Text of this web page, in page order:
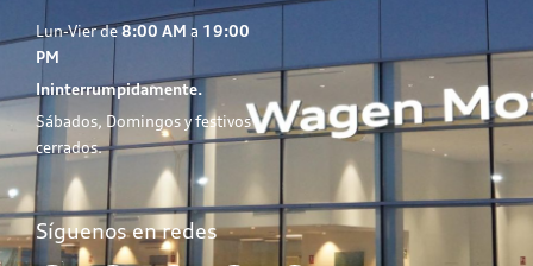
Lun-Vier de8:00 AM a 19:00
PM
Ininterrumpidamente.
Sábados, Domingos y festivos
cerrados.
Síguenos en redes